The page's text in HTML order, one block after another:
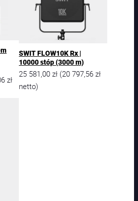
zł
SWIT FLOW10K Rx |
10000 stóp (3000 m)
25 581,00 zł (20 797,56 zł
netto)